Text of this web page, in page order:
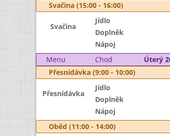
Svačina (15:00 - 16:00)
Svačina
Jídlo
Doplněk
Nápoj
Menu
Chod Úterý
Přesnídávka (9:00 - 10:00)
Přesnídávka
Jídlo
Doplněk
Nápoj
Oběd (11:00 - 14:00)